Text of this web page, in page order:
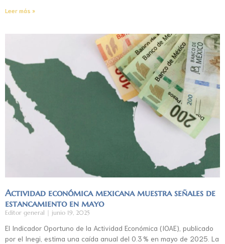
Leer más »
Actividad económica mexicana muestra señales de
estancamiento en mayo
Editor general junio 19, 2025
El Indicador Oportuno de la Actividad Económica (IOAE), publicado
por el Inegi, estima una caída anual del 0.3 % en mayo de 2025. La